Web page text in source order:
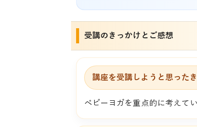
受講のきっかけとご感想
講座を受講しようと思った
ベビーヨガを重点的に考えて